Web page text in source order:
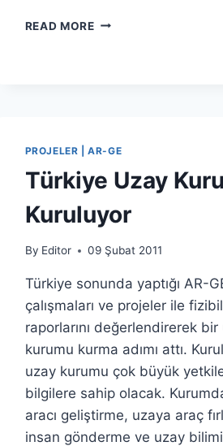
READ MOREOKULUMUZA
PROJELER | AR-GE
Türkiye Uzay
Kuruluyor
By Editor 09 Şubat 2011
Türkiye sonunda yaptığı AR-
çalışmaları ve projeler ile
raporlarını değerlendirerek bir
kurumu kurma adımı attı.
uzay kurumu çok büyük
bilgilere sahip olacak.
aracı geliştirme, uzaya araç
insan gönderme ve uzay